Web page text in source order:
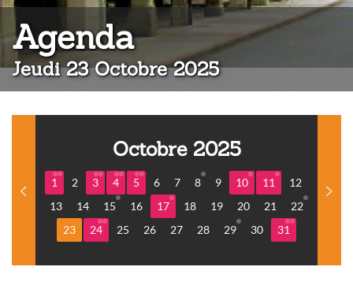
Agenda:
Jeudi 23 Octobre 2025
Octobre 2025
1 2 3 4 5 6 7 8 9 10 11
12
13
14 15 16 17 18 19 20 21
22
23
24 25 26 27 28 29 30 31